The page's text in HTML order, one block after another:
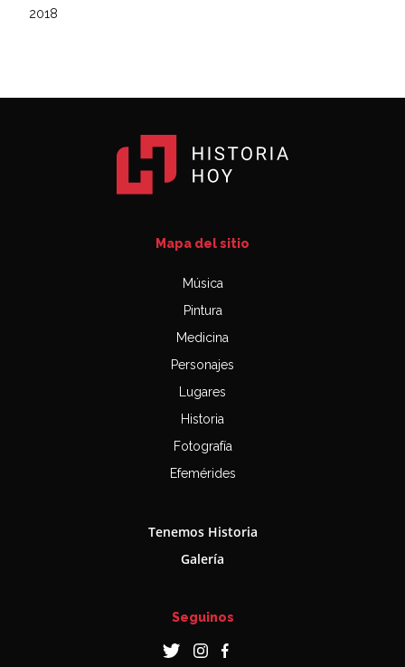
2018
Mapa del sitio
Música
Pintura
Medicina
Personajes
Lugares
Historia
Fotografía
Efemérides
Tenemos Historia
Galería
Seguinos